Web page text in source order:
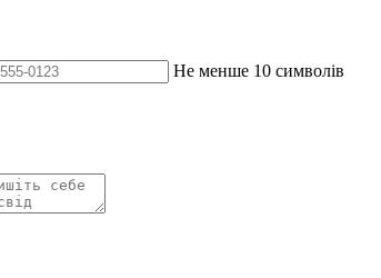
Не менше 10 символів